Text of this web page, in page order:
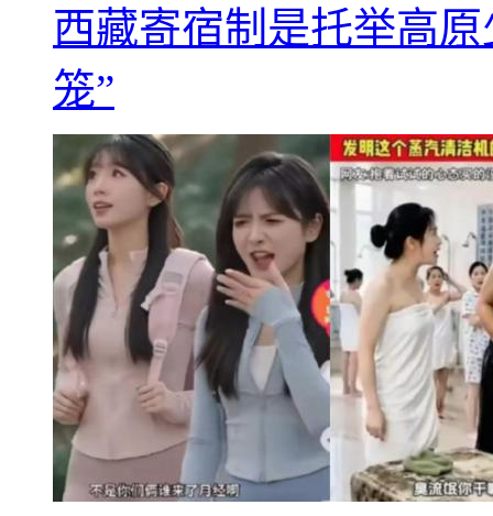
西藏寄宿制是托举高
笼”